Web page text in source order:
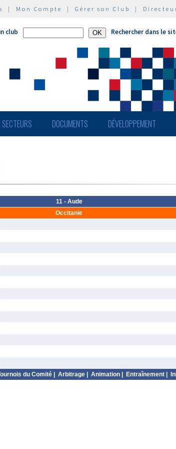
| Mon Compte | Gérer son Club |
club Rechercher dans le
SECTEURS DOCUMENTS DÉVELOPPEMENT
11 - Aude
Occitanie
du Comité| Arbitrage| Animation| Entraînement|